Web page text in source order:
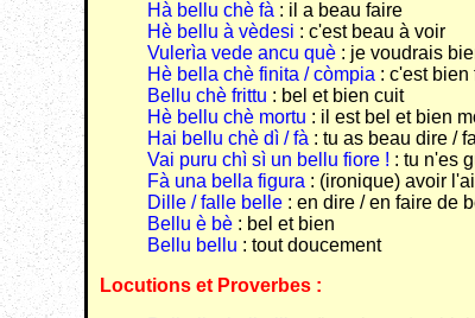
Hà bellu chè fà : il a beau faire
Hè bellu à vèdesi : c'est beau à voir
Vulerìa vede ancu què : je voudrais
Hè bella chè finita / còmpia : c'est bien
Bellu chè frittu : bel et bien cuit
Hè bellu chè mortu : il est bel et bien
Hai bellu chè dì / fà : tu as beau dire /
Vai puru chì sì un bellu fiore ! : tu n'es
Fà una bella figura : (ironique) avoir
Dille / falle belle : en dire / en faire de
Bellu è bè : bel et bien
Bellu bellu : tout doucement
Locutions et Proverbes :